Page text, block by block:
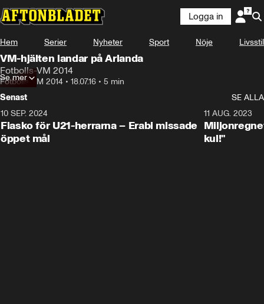
Logga in
Hem Serier Nyheter Sport Nöje Livsstil
VM-hjälten landar på Arlanda
Fotbolls-VM 2014
Fotbolls-VM 2014 • 18.07.16 • 5 min
Se mer
Senast
SE ALLA
10 SEP. 2024
Fiasko för U21-herrarna – Erabi missade
öppet mål
11 AUG. 2023
kul!"